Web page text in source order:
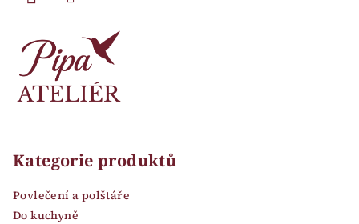
Kategorie produktů
Povlečení a polštáře
Do kuchyně